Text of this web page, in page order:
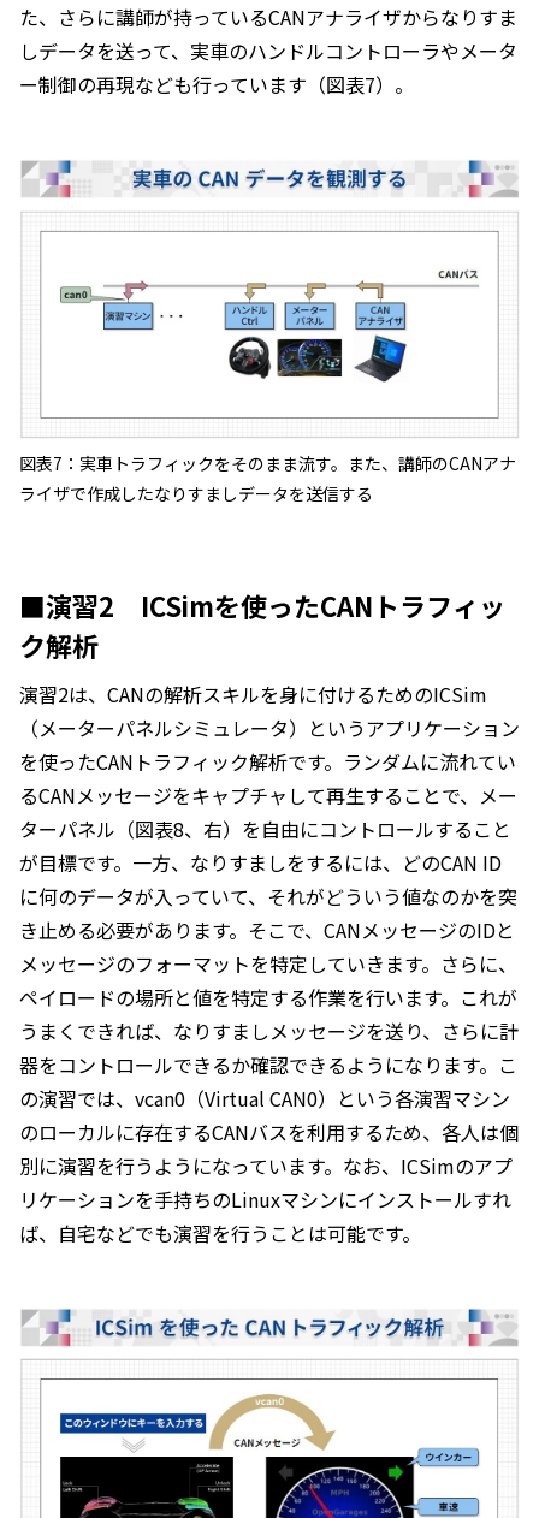
た、さらに講師が持っているCANアナライザからなりすま
しデータを送って、実車のハンドルコントローラやメータ
ー制御の再現なども行っています（図表7）。
図表7：実車トラフィックをそのまま流す。また、講師のCANアナ
ライザで作成したなりすましデータを送信する
■演習2 ICSimを使ったCANトラフィッ
ク解析
演習2は、CANの解析スキルを身に付けるためのICSim
（メーターパネルシミュレータ）というアプリケーション
を使ったCANトラフィック解析です。ランダムに流れてい
るCANメッセージをキャプチャして再生することで、メー
ターパネル（図表8、右）を自由にコントロールすること
が目標です。一方、なりすましをするには、どのCAN ID
に何のデータが入っていて、それがどういう値なのかを突
き止める必要があります。そこで、CANメッセージのIDと
メッセージのフォーマットを特定していきます。さらに、
ペイロードの場所と値を特定する作業を行います。これが
うまくできれば、なりすましメッセージを送り、さらに計
器をコントロールできるか確認できるようになります。こ
の演習では、vcan0（Virtual CAN0）という各演習マシン
のローカルに存在するCANバスを利用するため、各人は個
別に演習を行うようになっています。なお、ICSimのアプ
リケーションを手持ちのLinuxマシンにインストールすれ
ば、自宅などでも演習を行うことは可能です。